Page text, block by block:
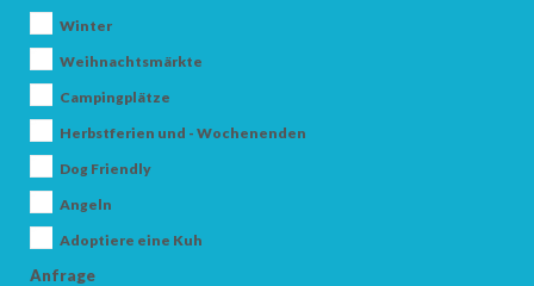
Winter
Weihnachtsmärkte
Campingplätze
Herbstferien und - Wochenenden
Dog Friendly
Angeln
Adoptiere eine Kuh
Anfrage